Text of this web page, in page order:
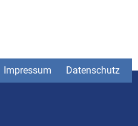
Impressum Datenschutz